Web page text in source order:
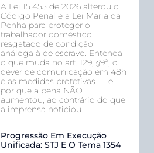
A Lei 15.455 de 2026 alterou o
Código Penal e a Lei Maria da
Penha para proteger o
trabalhador doméstico
resgatado de condição
análoga à de escravo. Entenda
o que muda no art. 129, §9º, o
dever de comunicação em 48h
e as medidas protetivas — e
por que a pena NÃO
aumentou, ao contrário do que
a imprensa noticiou.
Progressão Em Execução
Unificada: STJ E O Tema 1354